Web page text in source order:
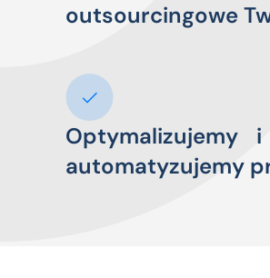
outsourcingowe
Optymalizujemy i
automatyzujemy